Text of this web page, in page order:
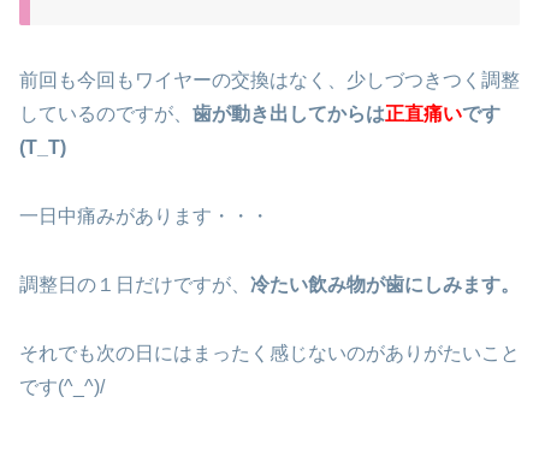
前回も今回もワイヤーの交換はなく、少しづつきつく調整
しているのですが、 歯が動き出してからは正直痛いです
(T_T)
一日中痛みがあります・・・
調整日の１日だけですが、 冷たい飲み物が歯にしみます。
それでも次の日にはまったく感じないのがありがたいこと
です(^_^)/